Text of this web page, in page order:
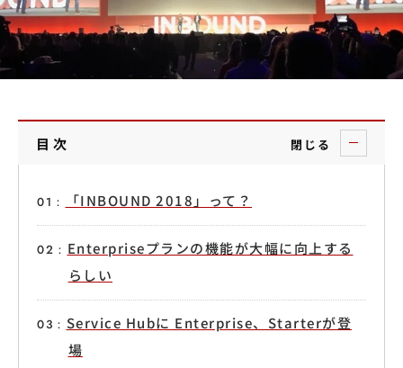
目次 閉じる
「INBOUND 2018」って？
Enterpriseプランの機能が大幅に向上する
らしい
Service Hubに Enterprise、Starterが登
場